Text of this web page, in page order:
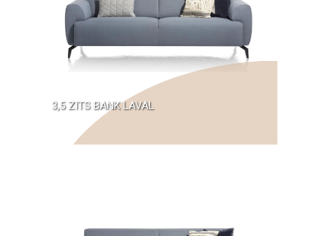
3,5 ZITS BANK LAVAL